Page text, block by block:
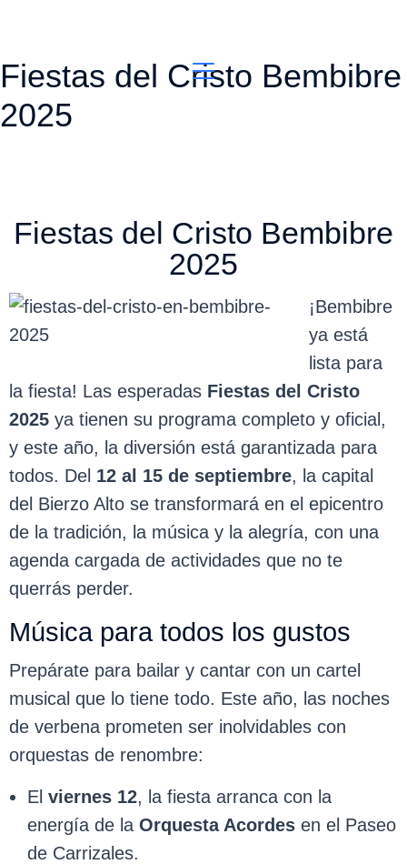
Fiestas del Cristo Bembibre
2025
Fiestas del Cristo Bembibre
2025
¡Bembibre
ya está
lista para
la fiesta! Las esperadas Fiestas del Cristo
2025 ya tienen su programa completo y oficial,
y este año, la diversión está garantizada para
todos. Del 12 al 15 de septiembre, la capital
del Bierzo Alto se transformará en el epicentro
de la tradición, la música y la alegría, con una
agenda cargada de actividades que no te
querrás perder.
Música para todos los gustos
Prepárate para bailar y cantar con un cartel
musical que lo tiene todo. Este año, las noches
de verbena prometen ser inolvidables con
orquestas de renombre:
El viernes 12, la fiesta arranca con la
energía de la Orquesta Acordes en el Paseo
de Carrizales.